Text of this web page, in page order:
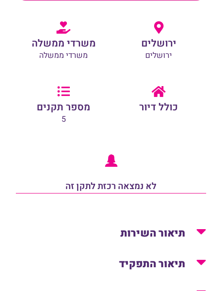
ירושלים
ירושלים
משרדי ממשלה
משרדי ממשלה
כולל דיור מספר תקנים
5
לא נמצאה רכזת לתקן זה
תיאור השירות
תיאור התפקיד